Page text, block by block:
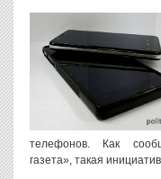
телефонов. Как
газета», такая